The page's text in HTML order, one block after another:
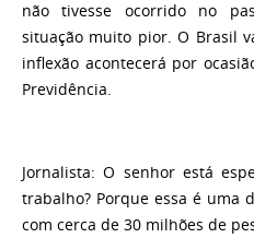
não tivesse ocorrido no
situação muito pior. O Brasil
inflexão acontecerá por
Previdência.
Jornalista: O senhor está
trabalho? Porque essa é uma
com cerca de 30 milhões de